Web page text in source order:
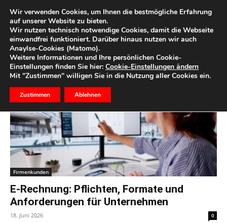
Start Schlagworte Rechnung
Schlagwort: rechnung
Firmenkunden
E-Rechnung: Pflichten, Formate und
Anforderungen für Unternehmen
18. Juni 2026 0
Wir verwenden Cookies, um Ihnen die bestmögliche Erfahrung
auf unserer Website zu bieten.
Wir nutzen technisch notwendige Cookies, damit die Webseite
einwandfrei funktioniert. Darüber hinaus nutzen wir auch
Anaylse-Cookies (Matomo).
Weitere Informationen und Ihre persönlichen Cookie-
Einstellungen finden Sie hier: Cookie-Einstellungen ändern
Mit "Zustimmen" willigen Sie in die Nutzung aller Cookies ein.
Zustimmen Ablehnen